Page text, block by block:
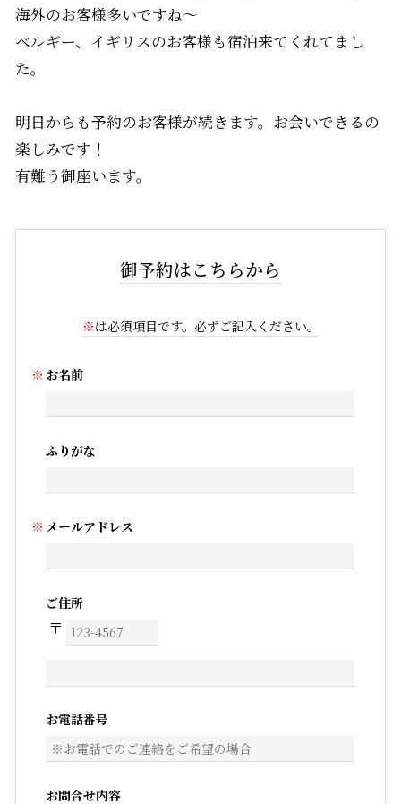
海外のお客様多いですね～
ベルギー、イギリスのお客様も宿泊来てくれてまし
た。
明日からも予約のお客様が続きます。お会いできるの
楽しみです！
有難う御座います。
御予約はこちらから
※は必須項目です。必ずご記入ください。
お名前
ふりがな
メールアドレス
ご住所
お電話番号
お問合せ内容